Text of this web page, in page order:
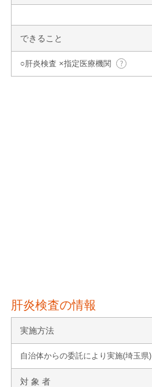
できること
○肝炎検査 ×指定医療機関
肝炎検査の情報
実施方法
自治体からの委託により実施(埼玉県)
対 象 者